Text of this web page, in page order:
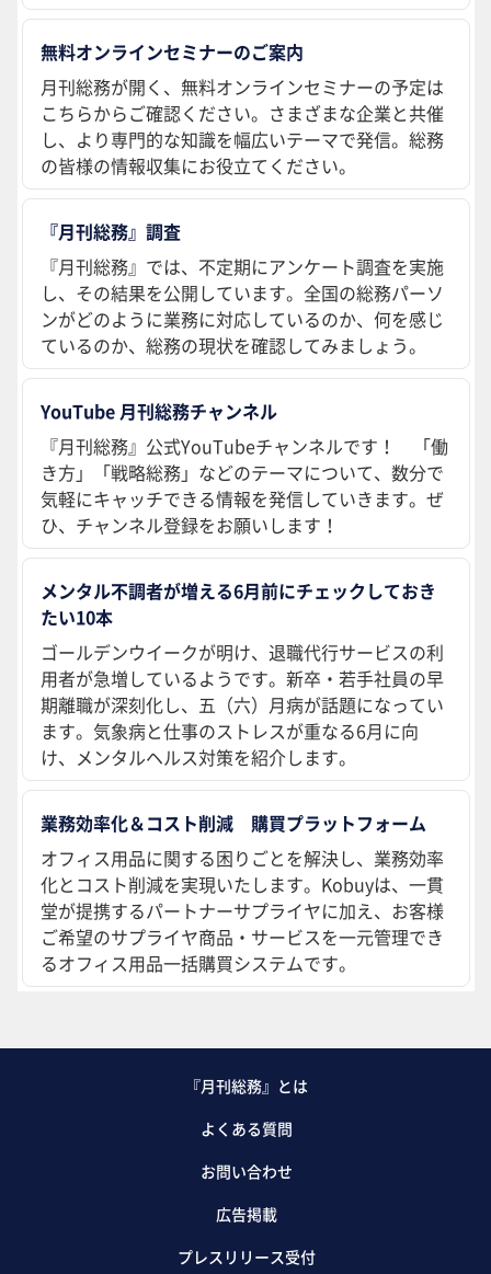
無料オンラインセミナーのご案内
月刊総務が開く、無料オンラインセミナーの予定は
こちらからご確認ください。さまざまな企業と共催
し、より専門的な知識を幅広いテーマで発信。総務
の皆様の情報収集にお役立てください。
『月刊総務』調査
『月刊総務』では、不定期にアンケート調査を実施
し、その結果を公開しています。全国の総務パーソ
ンがどのように業務に対応しているのか、何を感じ
ているのか、総務の現状を確認してみましょう。
YouTube 月刊総務チャンネル
『月刊総務』公式YouTubeチャンネルです！ 「働
き方」「戦略総務」などのテーマについて、数分で
気軽にキャッチできる情報を発信していきます。ぜ
ひ、チャンネル登録をお願いします！
メンタル不調者が増える6月前にチェックしておき
たい10本
ゴールデンウイークが明け、退職代行サービスの利
用者が急増しているようです。新卒・若手社員の早
期離職が深刻化し、五（六）月病が話題になってい
ます。気象病と仕事のストレスが重なる6月に向
け、メンタルヘルス対策を紹介します。
業務効率化＆コスト削減 購買プラットフォーム
オフィス用品に関する困りごとを解決し、業務効率
化とコスト削減を実現いたします。Kobuyは、一貫
堂が提携するパートナーサプライヤに加え、お客様
ご希望のサプライヤ商品・サービスを一元管理でき
るオフィス用品一括購買システムです。
『月刊総務』とは
よくある質問
お問い合わせ
広告掲載
プレスリリース受付